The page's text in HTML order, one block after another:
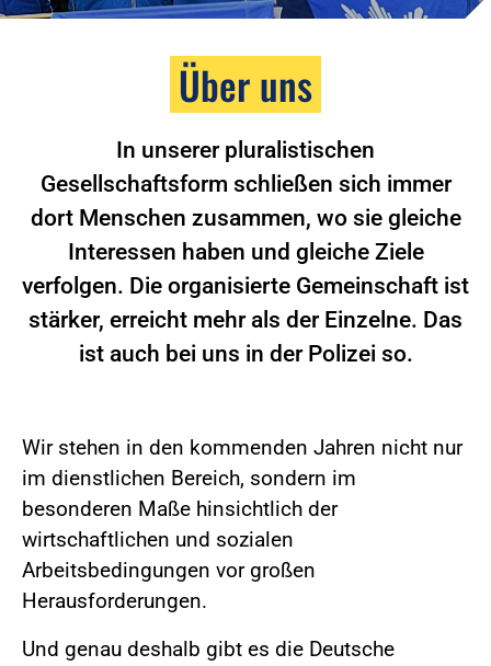
Über uns
In unserer pluralistischen
Gesellschaftsform schließen sich immer
dort Menschen zusammen, wo sie gleiche
Interessen haben und gleiche Ziele
verfolgen. Die organisierte Gemeinschaft ist
stärker, erreicht mehr als der Einzelne. Das
ist auch bei uns in der Polizei so.
Wir stehen in den kommenden Jahren nicht nur
im dienstlichen Bereich, sondern im
besonderen Maße hinsichtlich der
wirtschaftlichen und sozialen
Arbeitsbedingungen vor großen
Herausforderungen.
Und genau deshalb gibt es die Deutsche